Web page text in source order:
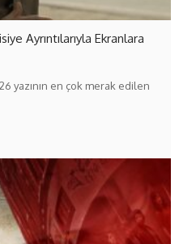
Ayrıntılarıyla Ekranlara
yazının en çok merak edilen